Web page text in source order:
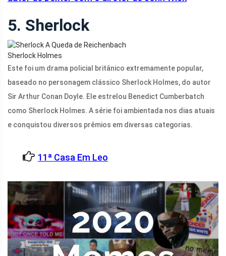
5. Sherlock
Sherlock Holmes
Este foi um drama policial britânico extremamente popular,
baseado no personagem clássico Sherlock Holmes, do autor
Sir Arthur Conan Doyle. Ele estrelou Benedict Cumberbatch
como Sherlock Holmes. A série foi ambientada nos dias atuais
e conquistou diversos prêmios em diversas categorias.
11ª Casa Em Leo